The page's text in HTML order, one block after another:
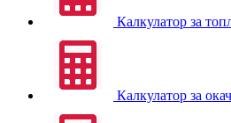
Калкулатор за
Калкулатор за